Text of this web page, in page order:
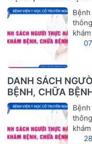
DANH SÁCH
BỆNH, CHỮA